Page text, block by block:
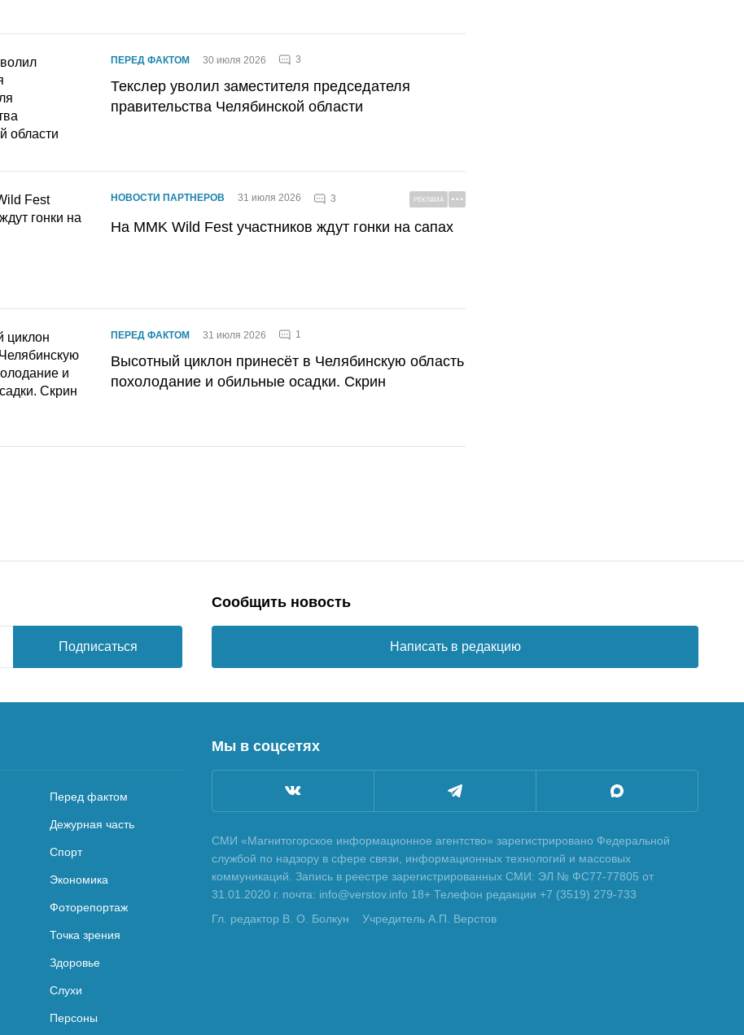
ПЕРЕД ФАКТОМ 30 июля 2026 3
Текслер уволил заместителя председателя
правительства Челябинской области
НОВОСТИ ПАРТНЕРОВ 31 июля 2026 3 РЕКЛАМА
На MMK Wild Fest участников ждут гонки на сапах
ПЕРЕД ФАКТОМ 31 июля 2026 1
Высотный циклон принесёт в Челябинскую область
похолодание и обильные осадки. Скрин
Подписаться
Сообщить новость
Написать в редакцию
Перед фактом
Дежурная часть
Спорт
Экономика
Фоторепортаж
Точка зрения
Здоровье
Слухи
Персоны
Мы в соцсетях
СМИ «Магнитогорское информационное агентство» зарегистрировано Федеральной
службой по надзору в сфере связи, информационных технологий и массовых
коммуникаций. Запись в реестре зарегистрированных СМИ: ЭЛ № ФС77-77805 от
31.01.2020 г. почта: info@verstov.info 18+ Телефон редакции +7 (3519) 279-733
Гл. редактор В. О. Болкун
Учредитель А.П. Верстов